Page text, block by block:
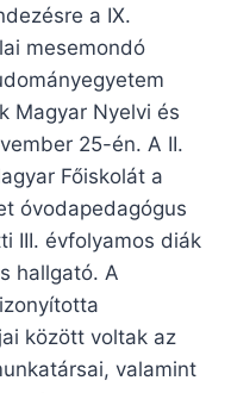
a IX.
mesemondó
Magyar Nyelvi és
25-én. A II.
Főiskolát a
óvodapedagógus
III. évfolyamos diák
hallgató. A
között voltak az
valamint